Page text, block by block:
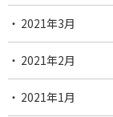
2021年3月
2021年2月
2021年1月